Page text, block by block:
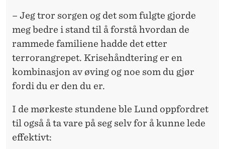
– Jeg tror sorgen og det som fulgte gjorde
meg bedre i stand til å forstå hvordan de
rammede familiene hadde det etter
terrorangrepet. Krisehåndtering er en
kombinasjon av øving og noe som du gjør
fordi du er den du er.
I de mørkeste stundene ble Lund oppfordret
til også å ta vare på seg selv for å kunne lede
effektivt: